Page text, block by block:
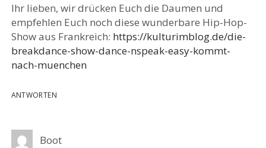
Ihr lieben, wir drücken Euch die Daumen und
empfehlen Euch noch diese wunderbare Hip-Hop-
Show aus Frankreich: https://kulturimblog.de/die-
breakdance-show-dance-nspeak-easy-kommt-
nach-muenchen
ANTWORTEN
Boot